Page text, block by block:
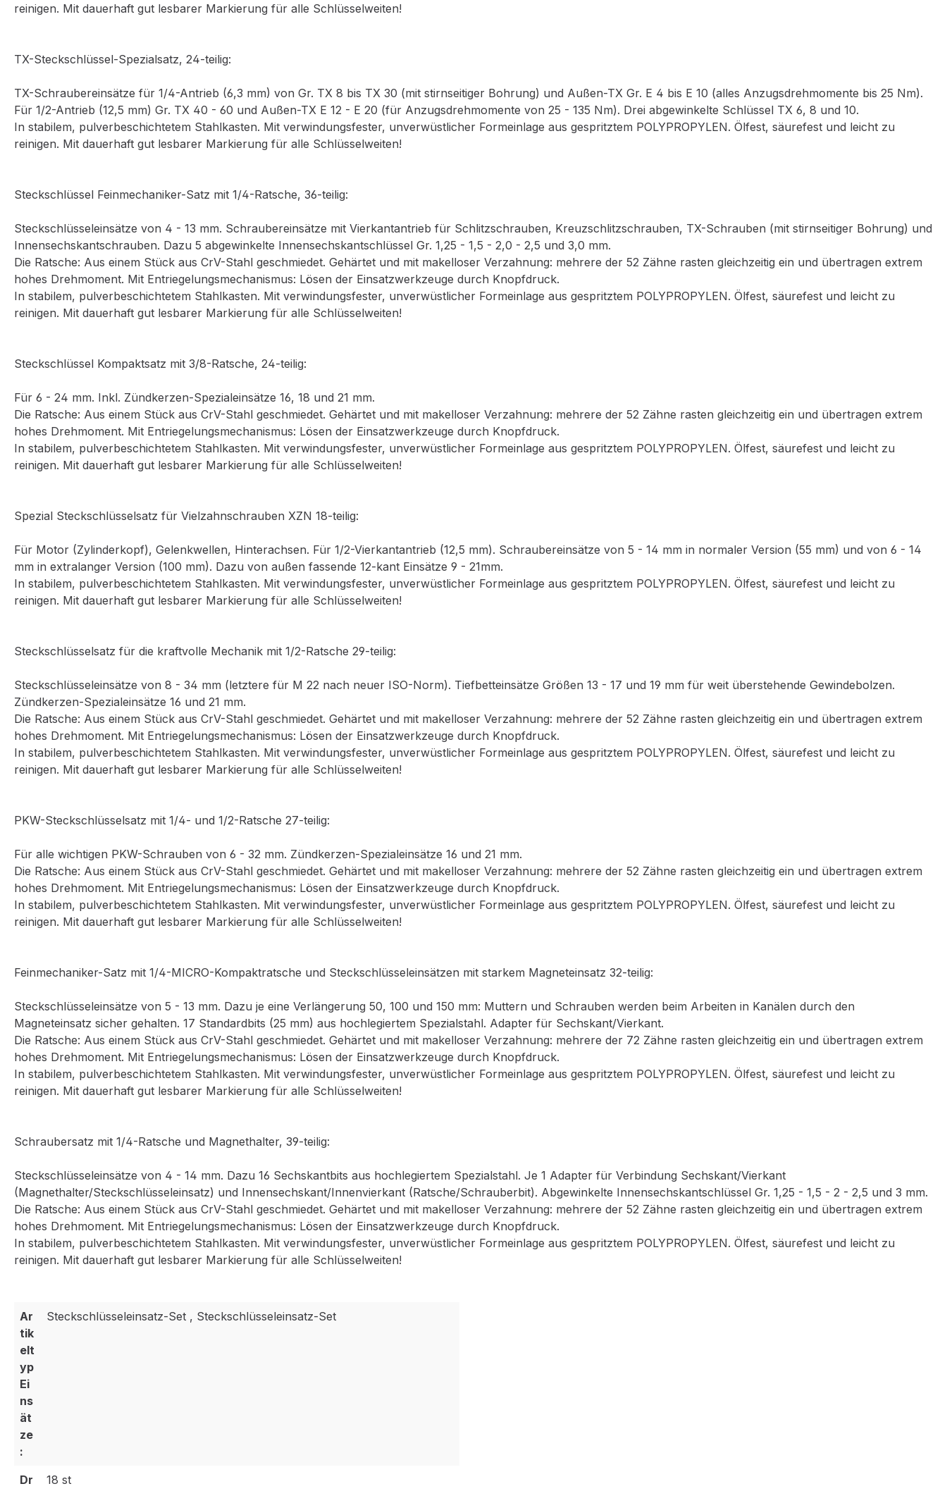
reinigen. Mit dauerhaft gut lesbarer Markierung für alle Schlüsselweiten!
TX-Steckschlüssel-Spezialsatz, 24-teilig:
TX-Schraubereinsätze für 1/4-Antrieb (6,3 mm) von Gr. TX 8 bis TX 30 (mit stirnseitiger Bohrung) und Außen-TX Gr. E 4 bis E 10 (alles Anzugsdrehmomente bis 25 Nm).
Für 1/2-Antrieb (12,5 mm) Gr. TX 40 - 60 und Außen-TX E 12 - E 20 (für Anzugsdrehmomente von 25 - 135 Nm). Drei abgewinkelte Schlüssel TX 6, 8 und 10.
In stabilem, pulverbeschichtetem Stahlkasten. Mit verwindungsfester, unverwüstlicher Formeinlage aus gespritztem POLYPROPYLEN. Ölfest, säurefest und leicht zu
reinigen. Mit dauerhaft gut lesbarer Markierung für alle Schlüsselweiten!
Steckschlüssel Feinmechaniker-Satz mit 1/4-Ratsche, 36-teilig:
Steckschlüsseleinsätze von 4 - 13 mm. Schraubereinsätze mit Vierkantantrieb für Schlitzschrauben, Kreuzschlitzschrauben, TX-Schrauben (mit stirnseitiger Bohrung) und
Innensechskantschrauben. Dazu 5 abgewinkelte Innensechskantschlüssel Gr. 1,25 - 1,5 - 2,0 - 2,5 und 3,0 mm.
Die Ratsche: Aus einem Stück aus CrV-Stahl geschmiedet. Gehärtet und mit makelloser Verzahnung: mehrere der 52 Zähne rasten gleichzeitig ein und übertragen extrem
hohes Drehmoment. Mit Entriegelungsmechanismus: Lösen der Einsatzwerkzeuge durch Knopfdruck.
In stabilem, pulverbeschichtetem Stahlkasten. Mit verwindungsfester, unverwüstlicher Formeinlage aus gespritztem POLYPROPYLEN. Ölfest, säurefest und leicht zu
reinigen. Mit dauerhaft gut lesbarer Markierung für alle Schlüsselweiten!
Steckschlüssel Kompaktsatz mit 3/8-Ratsche, 24-teilig:
Für 6 - 24 mm. Inkl. Zündkerzen-Spezialeinsätze 16, 18 und 21 mm.
Die Ratsche: Aus einem Stück aus CrV-Stahl geschmiedet. Gehärtet und mit makelloser Verzahnung: mehrere der 52 Zähne rasten gleichzeitig ein und übertragen extrem
hohes Drehmoment. Mit Entriegelungsmechanismus: Lösen der Einsatzwerkzeuge durch Knopfdruck.
In stabilem, pulverbeschichtetem Stahlkasten. Mit verwindungsfester, unverwüstlicher Formeinlage aus gespritztem POLYPROPYLEN. Ölfest, säurefest und leicht zu
reinigen. Mit dauerhaft gut lesbarer Markierung für alle Schlüsselweiten!
Spezial Steckschlüsselsatz für Vielzahnschrauben XZN 18-teilig:
Für Motor (Zylinderkopf), Gelenkwellen, Hinterachsen. Für 1/2-Vierkantantrieb (12,5 mm). Schraubereinsätze von 5 - 14 mm in normaler Version (55 mm) und von 6 - 14
mm in extralanger Version (100 mm). Dazu von außen fassende 12-kant Einsätze 9 - 21mm.
In stabilem, pulverbeschichtetem Stahlkasten. Mit verwindungsfester, unverwüstlicher Formeinlage aus gespritztem POLYPROPYLEN. Ölfest, säurefest und leicht zu
reinigen. Mit dauerhaft gut lesbarer Markierung für alle Schlüsselweiten!
Steckschlüsselsatz für die kraftvolle Mechanik mit 1/2-Ratsche 29-teilig:
Steckschlüsseleinsätze von 8 - 34 mm (letztere für M 22 nach neuer ISO-Norm). Tiefbetteinsätze Größen 13 - 17 und 19 mm für weit überstehende Gewindebolzen.
Zündkerzen-Spezialeinsätze 16 und 21 mm.
Die Ratsche: Aus einem Stück aus CrV-Stahl geschmiedet. Gehärtet und mit makelloser Verzahnung: mehrere der 52 Zähne rasten gleichzeitig ein und übertragen extrem
hohes Drehmoment. Mit Entriegelungsmechanismus: Lösen der Einsatzwerkzeuge durch Knopfdruck.
In stabilem, pulverbeschichtetem Stahlkasten. Mit verwindungsfester, unverwüstlicher Formeinlage aus gespritztem POLYPROPYLEN. Ölfest, säurefest und leicht zu
reinigen. Mit dauerhaft gut lesbarer Markierung für alle Schlüsselweiten!
PKW-Steckschlüsselsatz mit 1/4- und 1/2-Ratsche 27-teilig:
Für alle wichtigen PKW-Schrauben von 6 - 32 mm. Zündkerzen-Spezialeinsätze 16 und 21 mm.
Die Ratsche: Aus einem Stück aus CrV-Stahl geschmiedet. Gehärtet und mit makelloser Verzahnung: mehrere der 52 Zähne rasten gleichzeitig ein und übertragen extrem
hohes Drehmoment. Mit Entriegelungsmechanismus: Lösen der Einsatzwerkzeuge durch Knopfdruck.
In stabilem, pulverbeschichtetem Stahlkasten. Mit verwindungsfester, unverwüstlicher Formeinlage aus gespritztem POLYPROPYLEN. Ölfest, säurefest und leicht zu
reinigen. Mit dauerhaft gut lesbarer Markierung für alle Schlüsselweiten!
Feinmechaniker-Satz mit 1/4-MICRO-Kompaktratsche und Steckschlüsseleinsätzen mit starkem Magneteinsatz 32-teilig:
Steckschlüsseleinsätze von 5 - 13 mm. Dazu je eine Verlängerung 50, 100 und 150 mm: Muttern und Schrauben werden beim Arbeiten in Kanälen durch den
Magneteinsatz sicher gehalten. 17 Standardbits (25 mm) aus hochlegiertem Spezialstahl. Adapter für Sechskant/Vierkant.
Die Ratsche: Aus einem Stück aus CrV-Stahl geschmiedet. Gehärtet und mit makelloser Verzahnung: mehrere der 72 Zähne rasten gleichzeitig ein und übertragen extrem
hohes Drehmoment. Mit Entriegelungsmechanismus: Lösen der Einsatzwerkzeuge durch Knopfdruck.
In stabilem, pulverbeschichtetem Stahlkasten. Mit verwindungsfester, unverwüstlicher Formeinlage aus gespritztem POLYPROPYLEN. Ölfest, säurefest und leicht zu
reinigen. Mit dauerhaft gut lesbarer Markierung für alle Schlüsselweiten!
Schraubersatz mit 1/4-Ratsche und Magnethalter, 39-teilig:
Steckschlüsseleinsätze von 4 - 14 mm. Dazu 16 Sechskantbits aus hochlegiertem Spezialstahl. Je 1 Adapter für Verbindung Sechskant/Vierkant
(Magnethalter/Steckschlüsseleinsatz) und Innensechskant/Innenvierkant (Ratsche/Schrauberbit). Abgewinkelte Innensechskantschlüssel Gr. 1,25 - 1,5 - 2 - 2,5 und 3 mm.
Die Ratsche: Aus einem Stück aus CrV-Stahl geschmiedet. Gehärtet und mit makelloser Verzahnung: mehrere der 52 Zähne rasten gleichzeitig ein und übertragen extrem
hohes Drehmoment. Mit Entriegelungsmechanismus: Lösen der Einsatzwerkzeuge durch Knopfdruck.
In stabilem, pulverbeschichtetem Stahlkasten. Mit verwindungsfester, unverwüstlicher Formeinlage aus gespritztem POLYPROPYLEN. Ölfest, säurefest und leicht zu
reinigen. Mit dauerhaft gut lesbarer Markierung für alle Schlüsselweiten!
Ar
tik
elt
yp
Ei
ns
ät
ze
:
Steckschlüsseleinsatz-Set , Steckschlüsseleinsatz-Set
Dr
18 st